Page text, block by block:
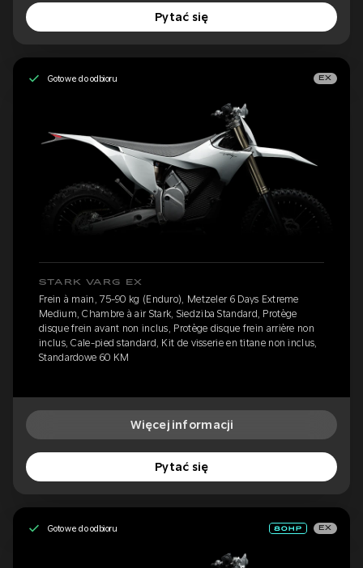
Pytać się
Gotowe do odbioru EX
STARK VARG EX
Frein à main, 75-90 kg (Enduro), Metzeler 6 Days Extreme
Medium, Chambre à air Stark, Siedziba Standard, Protège
disque frein avant non inclus, Protège disque frein arrière non
inclus, Cale-pied standard, Kit de visserie en titane non inclus,
Standardowe 60 KM
Więcej informacji
Pytać się
Gotowe do odbioru EX